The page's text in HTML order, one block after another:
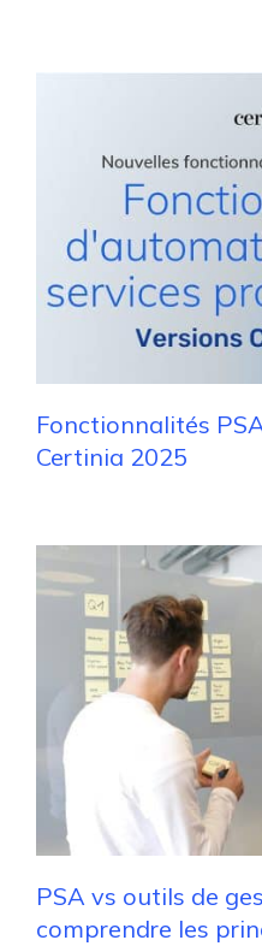
Fonctionnalités
Certinia 2025
PSA vs outils de
comprendre les